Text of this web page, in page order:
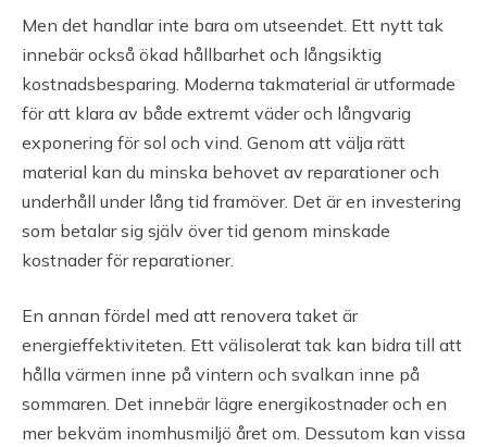
Men det handlar inte bara om utseendet. Ett nytt tak
innebär också ökad hållbarhet och långsiktig
kostnadsbesparing. Moderna takmaterial är utformade
för att klara av både extremt väder och långvarig
exponering för sol och vind. Genom att välja rätt
material kan du minska behovet av reparationer och
underhåll under lång tid framöver. Det är en investering
som betalar sig själv över tid genom minskade
kostnader för reparationer.
En annan fördel med att renovera taket är
energieffektiviteten. Ett välisolerat tak kan bidra till att
hålla värmen inne på vintern och svalkan inne på
sommaren. Det innebär lägre energikostnader och en
mer bekväm inomhusmiljö året om. Dessutom kan vissa